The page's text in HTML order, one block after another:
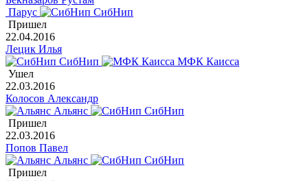
Парус
СибНип
Пришел
22.04.2016
Лецик Илья
СибНип
МФК Каисса
Ушел
22.03.2016
Колосов Александр
Альянс
СибНип
Пришел
22.03.2016
Попов Павел
Альянс
СибНип
Пришел